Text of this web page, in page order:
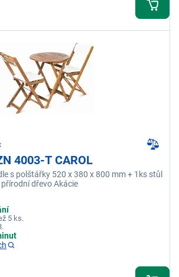
4003-T CAROL
s polštářky 520 x 380 x 800 mm + 1ks stůl
dřevo Akácie
5 ks.